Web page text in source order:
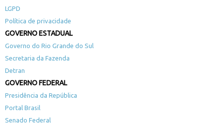
LGPD
Política de privacidade
GOVERNO ESTADUAL
Governo do Rio Grande do Sul
Secretaria da Fazenda
Detran
GOVERNO FEDERAL
Presidência da República
Portal Brasil
Senado Federal